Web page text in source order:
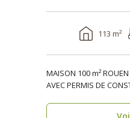
113 m²
MAISON 100 m²
AVEC PERMIS DE